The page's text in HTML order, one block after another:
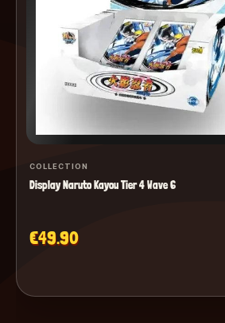
COLLECTION
Display Naruto Kayou Tier 4 Wave 6
€49.90